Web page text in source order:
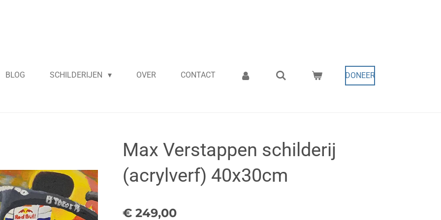
BLOG SCHILDERIJEN OVER CONTACT DONEER
Max Verstappen schilderij
(acrylverf) 40x30cm
€ 249,00